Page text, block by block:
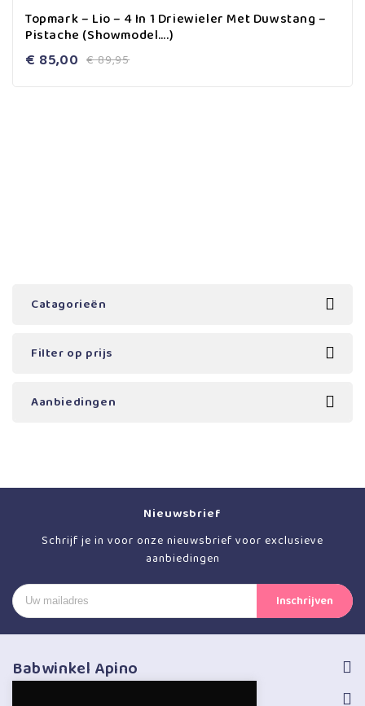
out
of
Topmark – Lio – 4 In 1 Driewieler Met Duwstang –
Pistache (Showmodel….)
€89,95
€ 85,00
Catagorieën
Filter op prijs
Aanbiedingen
Nieuwsbrief
Schrijf je in voor onze nieuwsbrief voor exclusieve
aanbiedingen
Babwinkel Apino